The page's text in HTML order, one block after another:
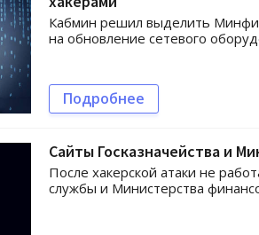
Кабмин решил выделить
на обновление сетевого
Подробнее
Сайты Госказначейства и
После хакерской атаки не
службы и Министерства